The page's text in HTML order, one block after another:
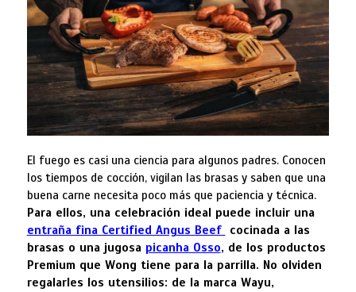
El fuego es casi una ciencia para algunos padres. Conocen
los tiempos de cocción, vigilan las brasas y saben que una
buena carne necesita poco más que paciencia y técnica.
Para ellos, una celebración ideal puede incluir una
entraña fina Certified Angus Beef
cocinada a las
brasas o una jugosa picanha Osso, de los productos
Premium que Wong tiene para la parrilla. No olviden
regalarles los utensilios: de la marca Wayu,